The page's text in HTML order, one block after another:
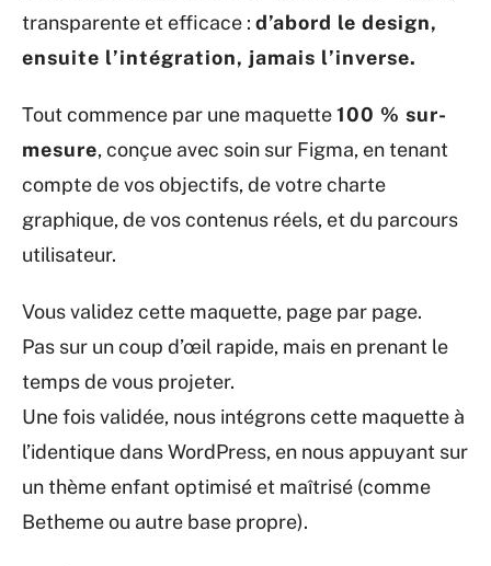
transparente et efficace :d’abord le design,
ensuite l’intégration, jamais l’inverse.
Tout commence par une maquette100 % sur-
mesure, conçue avec soin sur Figma, en tenant
compte de vos objectifs, de votre charte
graphique, de vos contenus réels, et du parcours
utilisateur.
Vous validez cette maquette, page par page.
Pas sur un coup d’œil rapide, mais en prenant le
temps de vous projeter.
Une fois validée, nous intégrons cette maquette à
l’identique dans WordPress, en nous appuyant sur
un thème enfant optimisé et maîtrisé (comme
Betheme ou autre base propre).